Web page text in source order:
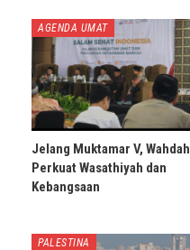
AGENDA UMAT
Jelang Muktamar V, Wahdah
Perkuat Wasathiyah dan
Kebangsaan
PALESTINA